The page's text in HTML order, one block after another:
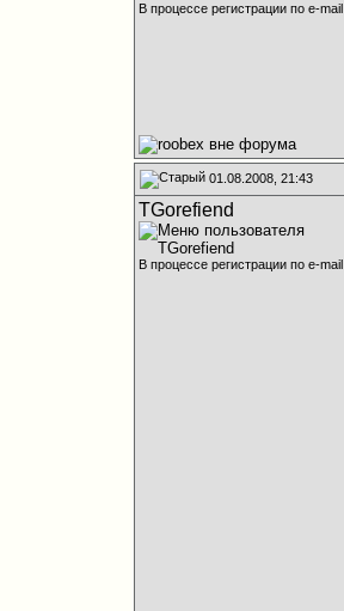
В процессе регистрации по e-mail
01.08.2008, 21:43
TGorefiend
В процессе регистрации по e-mail